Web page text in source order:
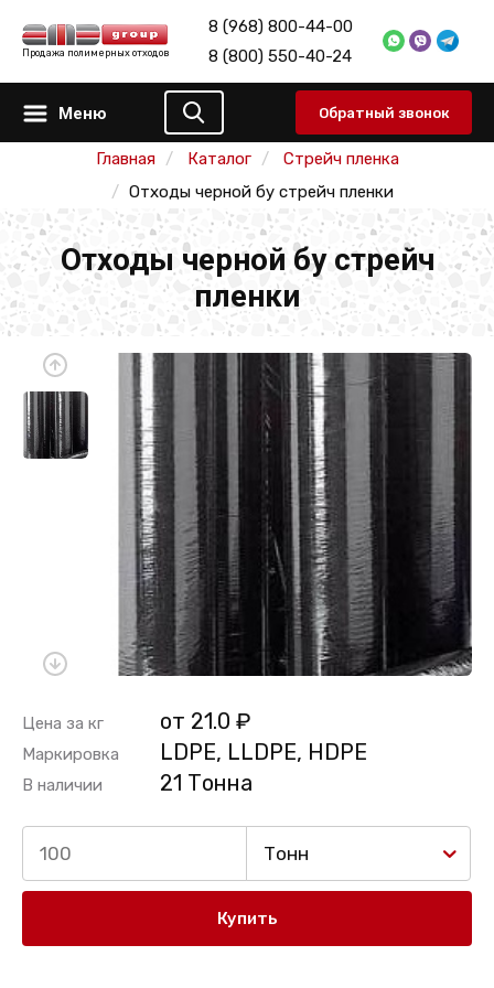
Продажа полимерных отходов
8 (968) 800-44-00
8 (800) 550-40-24
Меню Обратный звонок
Главная Каталог
Стрейч пленка
Отходы черной бу стрейч пленки
Отходы черной бу стрейч
пленки
Цена за кг от 21.0 ₽
Маркировка LDPE, LLDPE, HDPE
В наличии 21 Тонна
Тонн
Купить